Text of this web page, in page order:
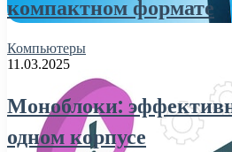
компактном формате
Компьютеры
11.03.2025
Моноблоки:
одном корпусе